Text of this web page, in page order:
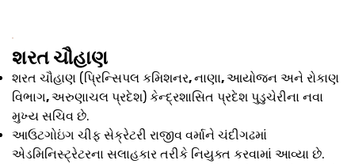
શરત ચૌહાણ
શરત ચૌહાણ (પ્રિન્સિપલ કમિશનર,નાણા,આયોજન અને રોકાણ
વિભાગ,અરુણાચલ પ્રદેશ) કેન્દ્રશાસિત પ્રદેશ પુડુચેરીના નવા
મુખ્ય સચિવ છે.
આઉટગોઇંગ ચીફ સેક્રેટરી રાજીવ વર્માને ચંદીગઢમાં
એડમિનિસ્ટ્રેટરના સલાહકાર તરીકે નિયુક્ત કરવામાં આવ્યા છે.